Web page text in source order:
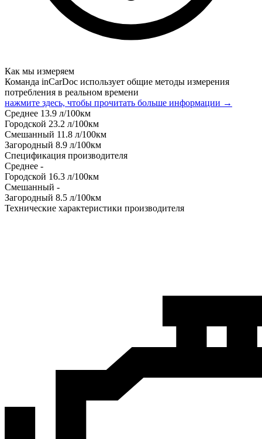
Как мы измеряем
Команда inCarDoc использует общие методы измерения
потребления в реальном времени
нажмите здесь, чтобы прочитать больше информации →
Среднее 13.9 л/100км
Городской 23.2 л/100км
Смешанный 11.8 л/100км
Загородный 8.9 л/100км
Спецификация производителя
Среднее -
Городской 16.3 л/100км
Смешанный -
Загородный 8.5 л/100км
Технические характеристики производителя